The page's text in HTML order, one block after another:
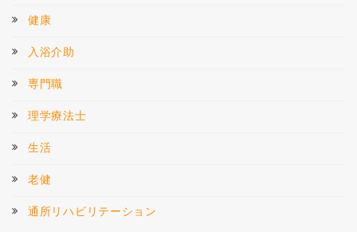
健康
入浴介助
専門職
理学療法士
生活
老健
通所リハビリテーション